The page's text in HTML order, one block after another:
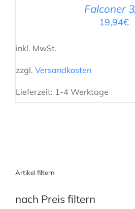
Falconer
19,94€
inkl. MwSt.
zzgl. Versandkosten
Lieferzeit: 1-4 Werktage
Artikel filtern
nach Preis filtern